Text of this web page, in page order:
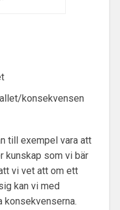
konsekvensen
till exempel vara att
kunskap som vi bär
vi vet att om ett
kan vi med
konsekvenserna.